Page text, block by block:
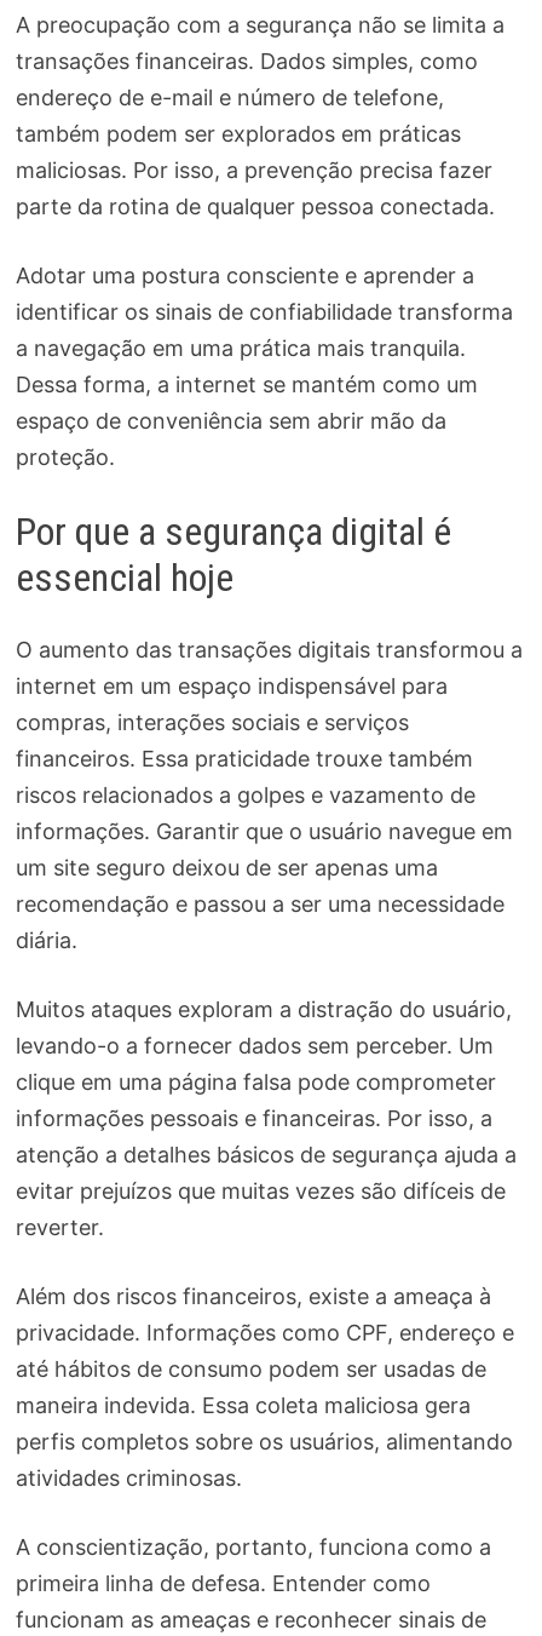
A preocupação com a segurança não se limita a
transações financeiras. Dados simples, como
endereço de e-mail e número de telefone,
também podem ser explorados em práticas
maliciosas. Por isso, a prevenção precisa fazer
parte da rotina de qualquer pessoa conectada.
Adotar uma postura consciente e aprender a
identificar os sinais de confiabilidade transforma
a navegação em uma prática mais tranquila.
Dessa forma, a internet se mantém como um
espaço de conveniência sem abrir mão da
proteção.
Por que a segurança digital é
essencial hoje
O aumento das transações digitais transformou a
internet em um espaço indispensável para
compras, interações sociais e serviços
financeiros. Essa praticidade trouxe também
riscos relacionados a golpes e vazamento de
informações. Garantir que o usuário navegue em
um site seguro deixou de ser apenas uma
recomendação e passou a ser uma necessidade
diária.
Muitos ataques exploram a distração do usuário,
levando-o a fornecer dados sem perceber. Um
clique em uma página falsa pode comprometer
informações pessoais e financeiras. Por isso, a
atenção a detalhes básicos de segurança ajuda a
evitar prejuízos que muitas vezes são difíceis de
reverter.
Além dos riscos financeiros, existe a ameaça à
privacidade. Informações como CPF, endereço e
até hábitos de consumo podem ser usadas de
maneira indevida. Essa coleta maliciosa gera
perfis completos sobre os usuários, alimentando
atividades criminosas.
A conscientização, portanto, funciona como a
primeira linha de defesa. Entender como
funcionam as ameaças e reconhecer sinais de